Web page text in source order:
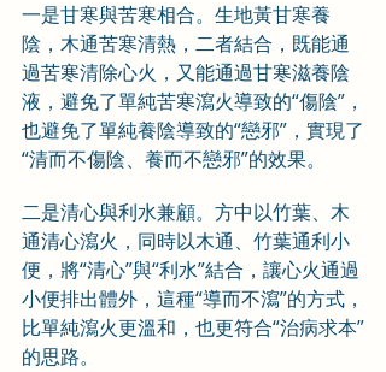
一是甘寒與苦寒相合。生地黃甘寒養
陰，木通苦寒清熱，二者結合，既能通
過苦寒清除心火，又能通過甘寒滋養陰
液，避免了單純苦寒瀉火導致的“傷陰”，
也避免了單純養陰導致的“戀邪”，實現了
“清而不傷陰、養而不戀邪”的效果。
二是清心與利水兼顧。方中以竹葉、木
通清心瀉火，同時以木通、竹葉通利小
便，將“清心”與“利水”結合，讓心火通過
小便排出體外，這種“導而不瀉”的方式，
比單純瀉火更溫和，也更符合“治病求本”
的思路。